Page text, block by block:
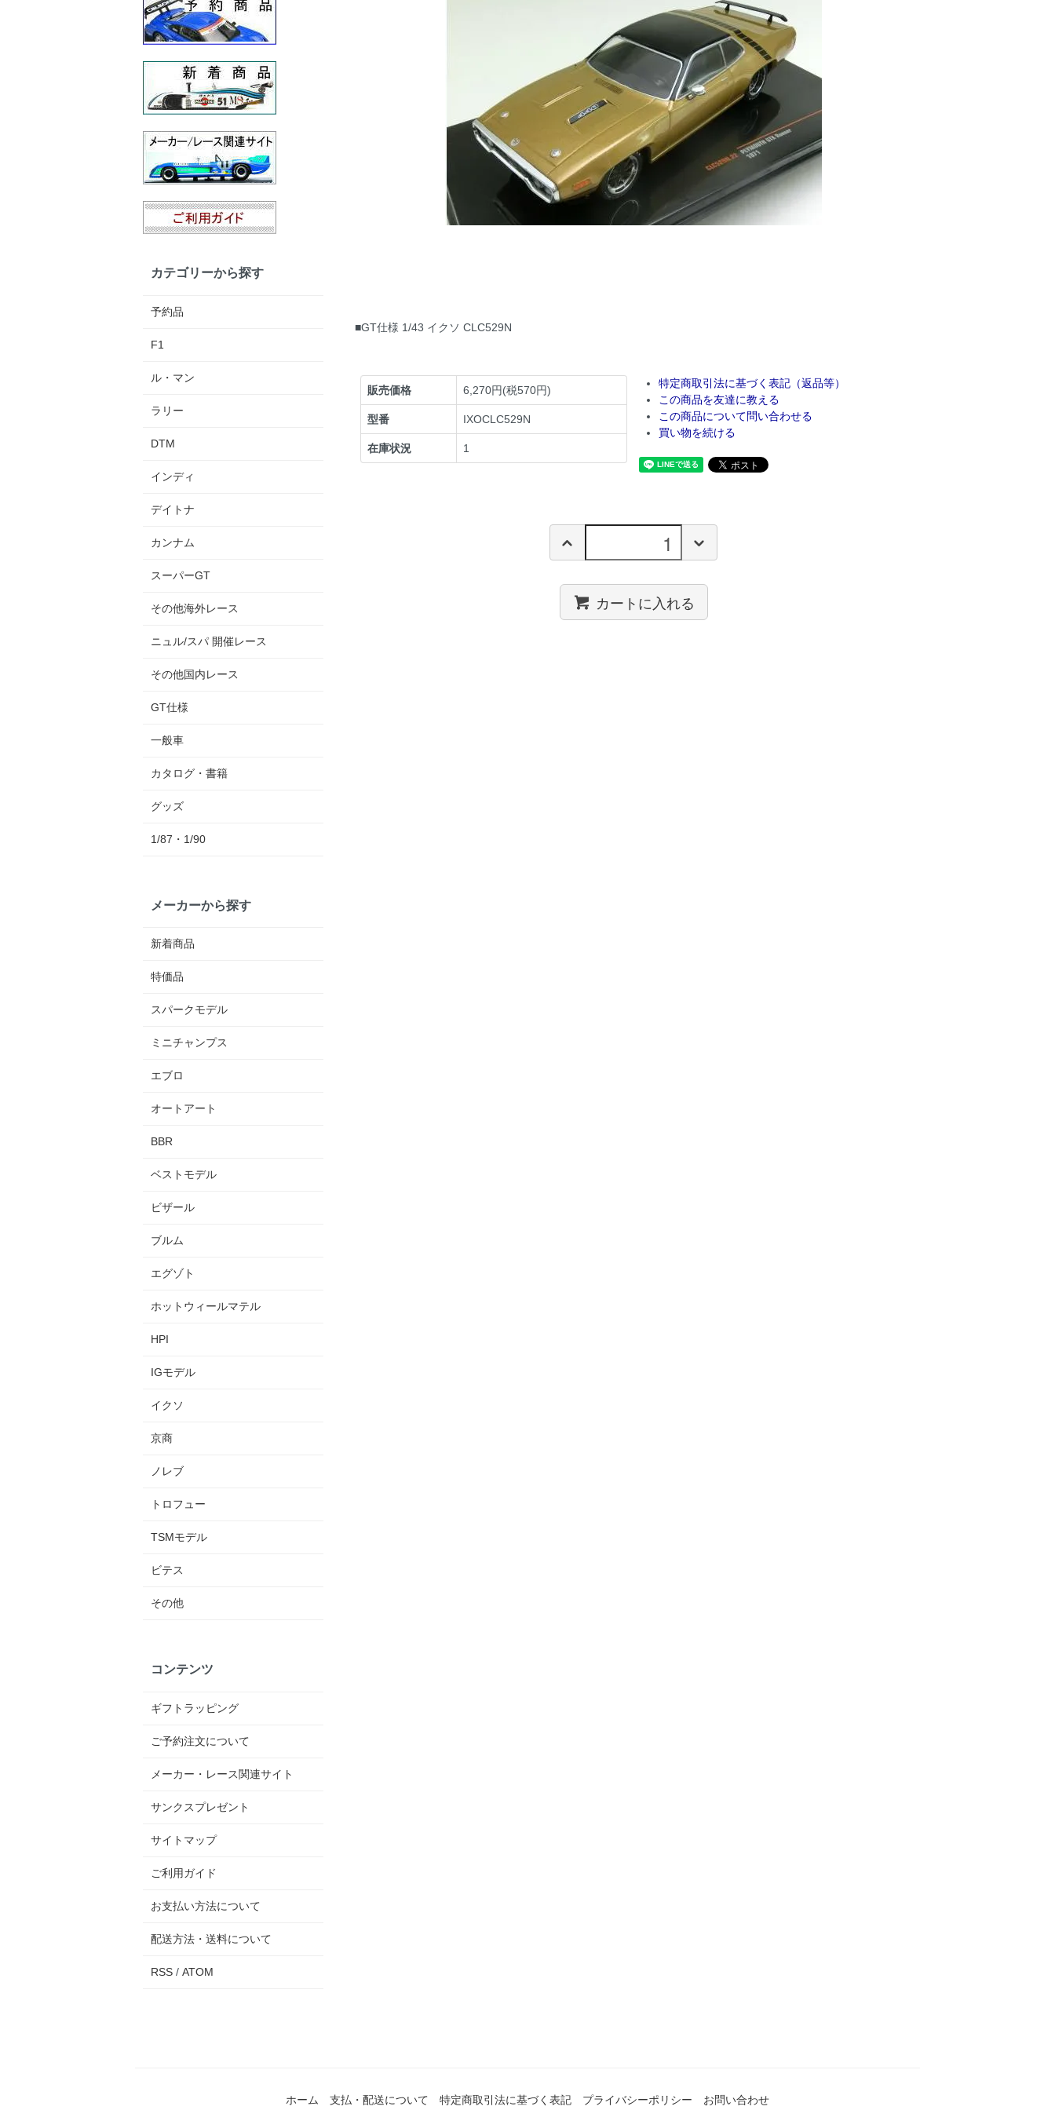
■GT仕様 1/43 イクソ CLC529N
販売価格 6,270円(税570円)
型番 IXOCLC529N
在庫状況 1
特定商取引法に基づく表記（返品等）
この商品を友達に教える
この商品について問い合わせる
買い物を続ける
カートに入れる
カテゴリーから探す
予約品
F1
ル・マン
ラリー
DTM
インディ
デイトナ
カンナム
スーパーGT
その他海外レース
ニュル/スパ 開催レース
その他国内レース
GT仕様
一般車
カタログ・書籍
グッズ
1/87・1/90
メーカーから探す
新着商品
特価品
スパークモデル
ミニチャンプス
エブロ
オートアート
BBR
ベストモデル
ビザール
ブルム
エグゾト
ホットウィールマテル
HPI
IGモデル
イクソ
京商
ノレブ
トロフュー
TSMモデル
ビテス
その他
コンテンツ
ギフトラッピング
ご予約注文について
メーカー・レース関連サイト
サンクスプレゼント
サイトマップ
ご利用ガイド
お支払い方法について
配送方法・送料について
RSS / ATOM
ホーム 支払・配送について 特定商取引法に基づく表記 プライバシーポリシー お問い合わせ